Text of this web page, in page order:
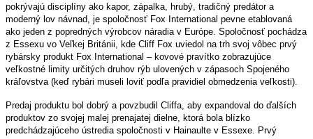
pokrývajú disciplíny ako kapor, zápalka, hrubý, tradičný predátor a
moderný lov návnad, je spoločnosť Fox International pevne etablovaná
ako jeden z popredných výrobcov náradia v Európe. Spoločnosť pochádza
z Essexu vo Veľkej Británii, kde Cliff Fox uviedol na trh svoj vôbec prvý
rybársky produkt Fox International – kovové pravítko zobrazujúce
veľkostné limity určitých druhov rýb ulovených v zápasoch Spojeného
kráľovstva (keď rybári museli loviť podľa pravidiel obmedzenia veľkosti).
Predaj produktu bol dobrý a povzbudil Cliffa, aby expandoval do ďalších
produktov zo svojej malej prenajatej dielne, ktorá bola blízko
predchádzajúceho ústredia spoločnosti v Hainaulte v Essexe. Prvý